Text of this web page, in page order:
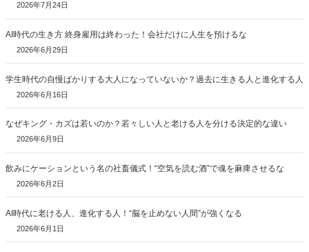
2026年7月24日
AI時代の生き方 終身雇用は終わった！会社だけに人生を預けるな
2026年6月29日
学生時代の自慢ばかりする大人になっていないか？過去に生きる人と進化する人
2026年6月16日
なぜキング・カズは若いのか？若々しい人と老ける人を分ける決定的な違い
2026年6月9日
飲みにケーションという名の社畜儀式！“空気を読む酒”で魂を麻痺させるな
2026年6月2日
AI時代に老ける人、進化する人！“脳を止めない人間”が強くなる
2026年6月1日